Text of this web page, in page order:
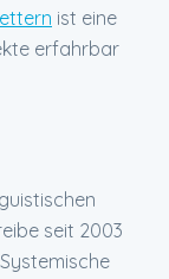
ist eine
erfahrbar
seit 2003